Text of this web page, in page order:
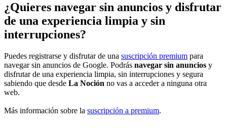
¿Quieres navegar sin anuncios y disfrutar
de una experiencia limpia y sin
interrupciones?
Puedes registrarse y disfrutar de una suscripción premium para
navegar sin anuncios de Google. Podrás navegar sin anuncios y
disfrutar de una experiencia limpia, sin interrupciones y segura
sabiendo que desde La Noción no vas a acceder a ninguna otra
web.
Más información sobre la suscripción a premium.